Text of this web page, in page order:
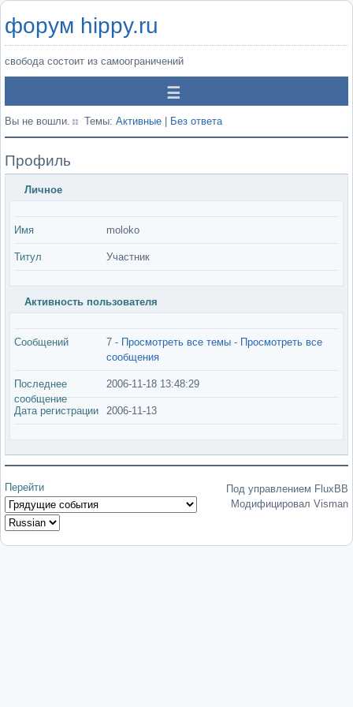
форум hippy.ru
свобода состоит из самоограничений
Вы не вошли. Темы: Активные Без ответа
Профиль
Личное
Имя moloko
Титул Участник
Активность пользователя
Сообщений 7 - Просмотреть все темы - Просмотреть все
сообщения
Последнее
сообщение
2006-11-18 13:48:29
Дата регистрации 2006-11-13
Перейти
Под управлением FluxBB
Модифицировал Visman